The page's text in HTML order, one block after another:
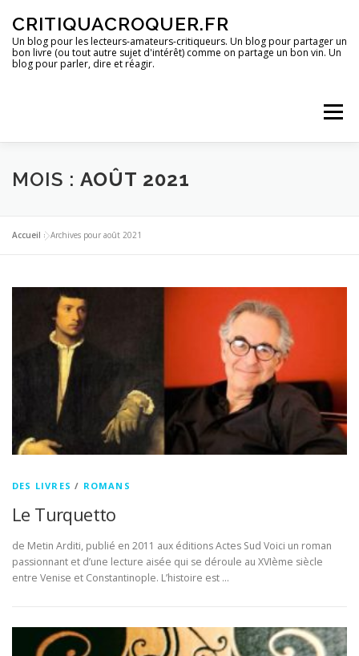
contenu
CRITIQUACROQUER.FR
Un blog pour les lecteurs-amateurs-critiqueurs. Un blog pour partager un
bon livre (ou tout autre sujet d'intérêt) comme on partage un bon vin. Un
blog pour parler, dire et réagir.
Menu
ACCUEIL UN BLOG ?
DES IMAGES DES SPECTACLES
DES BONS PLANS
MOIS : AOÛT 2021
Accueil »Archives pour août 2021
DES LIVRES / ROMANS
Le Turquetto
de Metin Arditi, publié en 2011 aux éditions Actes Sud Voici un roman
passionnant et d’une lecture aisée qui se déroule au XVIème siècle
entre Venise et Constantinople. L’histoire est …